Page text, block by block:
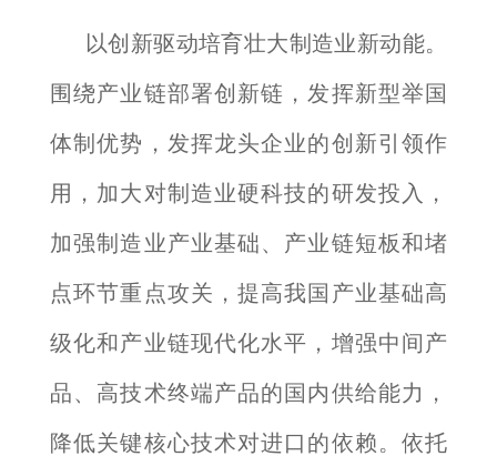
以创新驱动培育壮大制造业新动能。
围绕产业链部署创新链，发挥新型举国
体制优势，发挥龙头企业的创新引领作
用，加大对制造业硬科技的研发投入，
加强制造业产业基础、产业链短板和堵
点环节重点攻关，提高我国产业基础高
级化和产业链现代化水平，增强中间产
品、高技术终端产品的国内供给能力，
降低关键核心技术对进口的依赖。依托